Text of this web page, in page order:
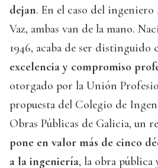
dejan. En el caso del
Vaz, ambas van de la mano.
1946, acaba de ser distinguido
excelencia y compromiso
otorgado por la Unión
propuesta del Colegio de
Obras Públicas de Galicia, un
pone en valor más de cinco
a la ingeniería, la obra pública